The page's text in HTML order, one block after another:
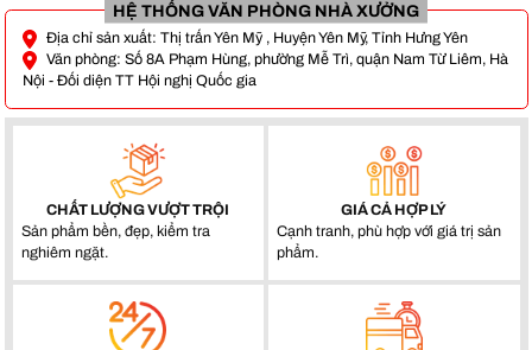
HỆ THỐNG VĂN PHÒNG NHÀ XƯỞNG
Địa chỉ sản xuất: Thị trấn Yên Mỹ , Huyện Yên Mỹ, Tỉnh Hưng Yên
Văn phòng: Số 8A Phạm Hùng, phường Mễ Trì, quận Nam Từ Liêm, Hà
Nội - Đối diện TT Hội nghị Quốc gia
CHẤT LƯỢNG VƯỢT TRỘI
Sản phẩm bền, đẹp, kiểm tra
nghiêm ngặt.
GIÁ CẢ HỢP LÝ
Cạnh tranh, phù hợp với giá trị sản
phẩm.